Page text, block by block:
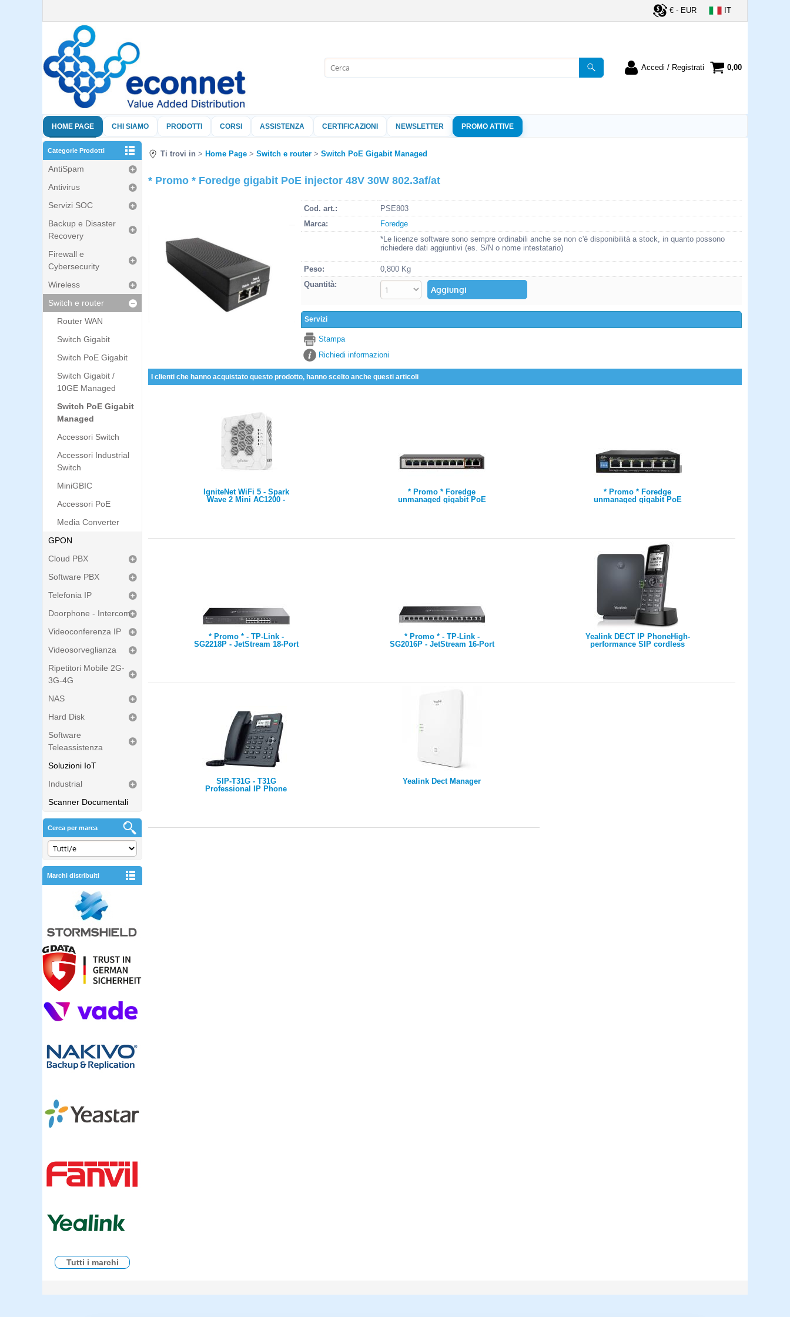
€ - EUR IT
Accedi / Registrati
nome utente e la password e poi
clicca sul pulsante "Accedi"
Hai perso la password?
0,00
HOME PAGE CHI SIAMO PRODOTTI CORSI ASSISTENZA CERTIFICAZIONI NEWSLETTER PROMO ATTIVE
Categorie Prodotti
AntiSpam
Antivirus
Servizi SOC
Backup e Disaster
Recovery
Firewall e
Cybersecurity
Wireless
Switch e router
Router WAN
Switch Gigabit
Switch PoE Gigabit
Switch Gigabit /
10GE Managed
Switch PoE Gigabit
Managed
Accessori Switch
Accessori Industrial
Switch
MiniGBIC
Accessori PoE
Media Converter
GPON
Cloud PBX
Software PBX
Telefonia IP
Doorphone - Intercom
Videoconferenza IP
Videosorveglianza
Ripetitori Mobile 2G-
3G-4G
NAS
Hard Disk
Software
Teleassistenza
Soluzioni IoT
Industrial
Scanner Documentali
Cerca per marca
Marchi distribuiti
Tutti i marchi
Ti trovi in Home Page Switch e router Switch PoE Gigabit Managed
* Promo * Foredge gigabit PoE injector 48V 30W 802.3af/at
Cod. art.:
PSE803
Marca:
Foredge
*Le licenze software sono sempre ordinabili anche se non c'è disponibilità a stock, in quanto possono
richiedere dati aggiuntivi (es. S/N o nome intestatario)
Peso:
0,800 Kg
Quantità:
Servizi
Stampa
Richiedi informazioni
I clienti che hanno acquistato questo prodotto, hanno scelto anche questi articoli
IgniteNet WiFi 5 - Spark
Wave 2 Mini AC1200 -
* Promo * Foredge
unmanaged gigabit PoE
* Promo * Foredge
unmanaged gigabit PoE
* Promo * - TP-Link -
SG2218P - JetStream 18-Port
* Promo * - TP-Link -
SG2016P - JetStream 16-Port
Integration with Omada SDN
Controller, Static Routing,
STP/RSTP/MSTP, IGMP
Yealink DECT IP PhoneHigh-
performance SIP cordless
SIP-T31G - T31G
Professional IP Phone
Yealink Dect Manager